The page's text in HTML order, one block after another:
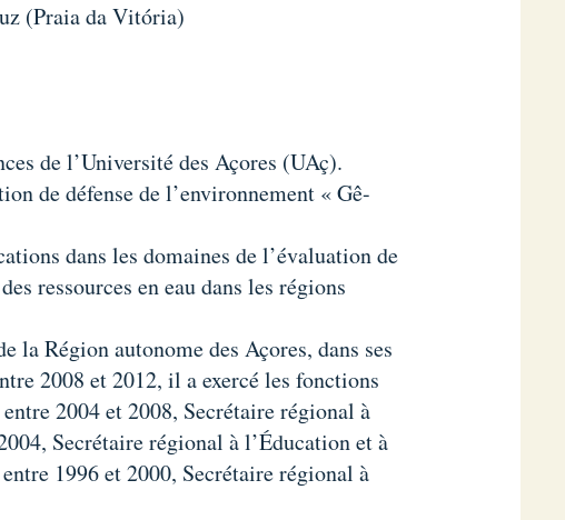
(Praia da Vitória)
de l’Université des Açores (UAç).
de défense de l’environnement « Gê-
dans les domaines de l’évaluation de
ressources en eau dans les régions
la Région autonome des Açores, dans ses
2008 et 2012, il a exercé les fonctions
2004 et 2008, Secrétaire régional à
Secrétaire régional à l’Éducation et à
1996 et 2000, Secrétaire régional à